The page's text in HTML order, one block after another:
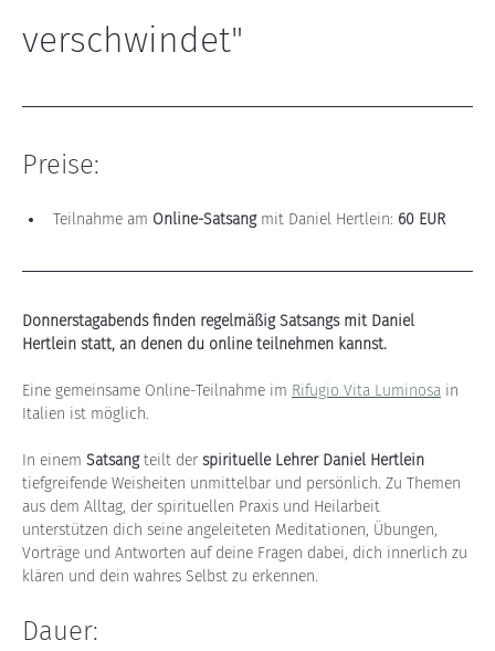
verschwindet"
Preise:
Teilnahme am Online-Satsang mit Daniel Hertlein: 60 EUR
Donnerstagabends finden regelmäßig Satsangs mit Daniel
Hertlein statt, an denen du online teilnehmen kannst.
Eine gemeinsame Online-Teilnahme im Rifugio Vita Luminosa in
Italien ist möglich.
In einem Satsang teilt der spirituelle Lehrer Daniel Hertlein
tiefgreifende Weisheiten unmittelbar und persönlich. Zu Themen
aus dem Alltag, der spirituellen Praxis und Heilarbeit
unterstützen dich seine angeleiteten Meditationen, Übungen,
Vorträge und Antworten auf deine Fragen dabei, dich innerlich zu
klären und dein wahres Selbst zu erkennen.
Dauer: